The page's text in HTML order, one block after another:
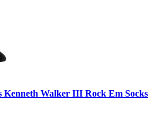
Kenneth Walker III Rock Em Socks